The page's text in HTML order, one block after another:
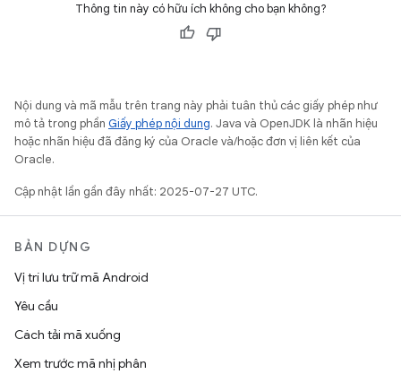
Thông tin này có hữu ích không cho bạn không?
Nội dung và mã mẫu trên trang này phải tuân thủ các giấy phép như
mô tả trong phần Giấy phép nội dung. Java và OpenJDK là nhãn hiệu
hoặc nhãn hiệu đã đăng ký của Oracle và/hoặc đơn vị liên kết của
Oracle.
Cập nhật lần gần đây nhất: 2025-07-27 UTC.
BẢN DỰNG
Vị trí lưu trữ mã Android
Yêu cầu
Cách tải mã xuống
Xem trước mã nhị phân